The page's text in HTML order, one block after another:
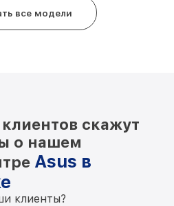
все модели
скажут
о нашем
Asus в
клиенты?